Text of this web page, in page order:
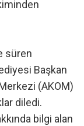
süren
Başkan
(AKOM)
diledi.
bilgi alan